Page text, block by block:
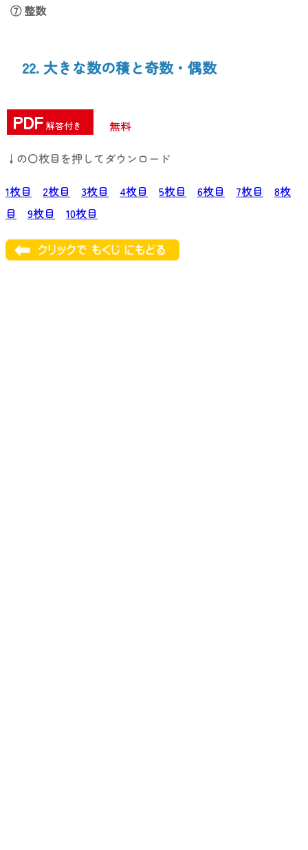
⑦ 整数
22. 大きな数の積と奇数・偶数
PDF 解答付き
無料
↓の〇枚目を押してダウンロード
1枚目
2枚目 3枚目 4枚目 5枚目 6枚目 7枚目
8枚
目
9枚目 10枚目